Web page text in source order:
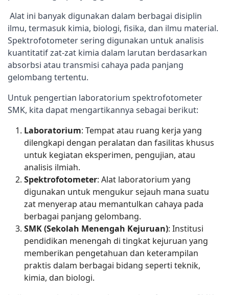
ilmu, termasuk kimia, biologi, fisika, dan ilmu material.
Spektrofotometer sering digunakan untuk analisis
kuantitatif zat-zat kimia dalam larutan berdasarkan
absorbsi atau transmisi cahaya pada panjang
gelombang tertentu.
Untuk pengertian laboratorium spektrofotometer
SMK, kita dapat mengartikannya sebagai berikut:
Laboratorium: Tempat atau ruang kerja yang
dilengkapi dengan peralatan dan fasilitas khusus
untuk kegiatan eksperimen, pengujian, atau
analisis ilmiah.
Spektrofotometer: Alat laboratorium yang
digunakan untuk mengukur sejauh mana suatu
zat menyerap atau memantulkan cahaya pada
berbagai panjang gelombang.
SMK (Sekolah Menengah Kejuruan): Institusi
pendidikan menengah di tingkat kejuruan yang
memberikan pengetahuan dan keterampilan
praktis dalam berbagai bidang seperti teknik,
kimia, dan biologi.